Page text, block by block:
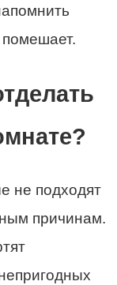
не подходят
причинам.